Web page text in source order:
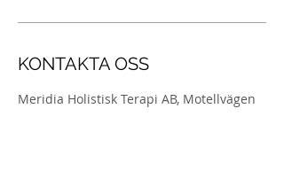
KONTAKTA OSS
Meridia Holistisk Terapi AB, Motellvägen